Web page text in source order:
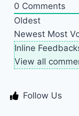
0 Comments
Oldest
Newest Most
Inline
View all
Follow Us